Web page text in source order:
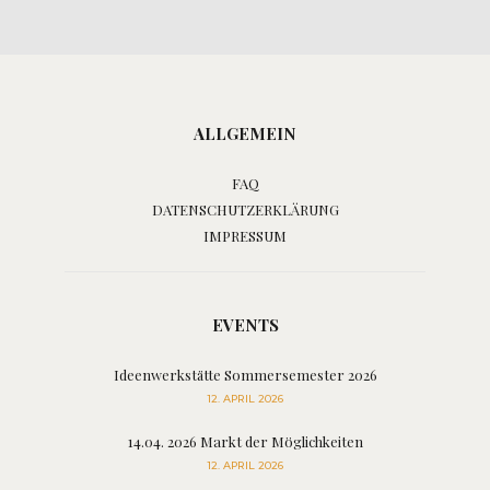
ALLGEMEIN
FAQ
DATENSCHUTZERKLÄRUNG
IMPRESSUM
EVENTS
Ideenwerkstätte Sommersemester 2026
12. APRIL 2026
14.04. 2026 Markt der Möglichkeiten
12. APRIL 2026